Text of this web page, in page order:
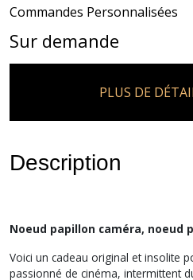
Commandes Personnalisées
Sur demande
PLUS DE
Description
Noeud papillon caméra, noeud
Voici un cadeau original et insolite
passionné de cinéma, intermittent